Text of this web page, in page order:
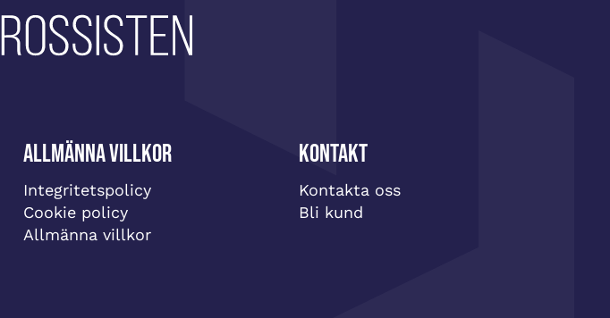
Allmänna villkor
Integritetspolicy
Cookie policy
Allmänna villkor
Kontakt
Kontakta oss
Bli kund